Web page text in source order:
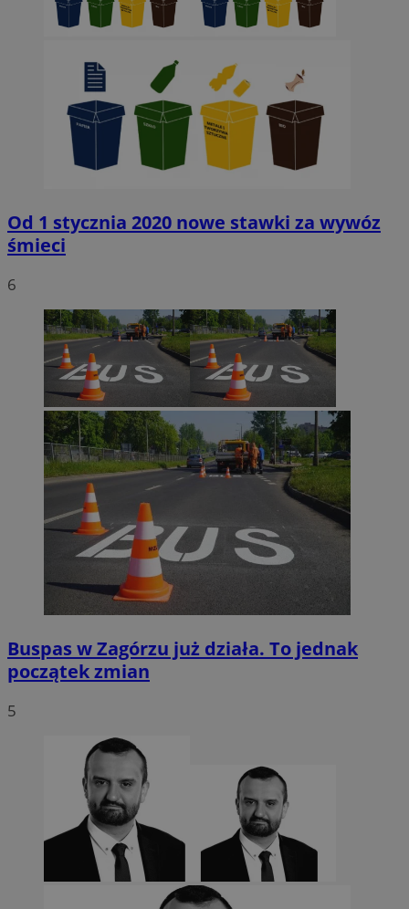
Od 1 stycznia 2020 nowe stawki za wywóz
śmieci
6
Buspas w Zagórzu już działa. To jednak
początek zmian
5